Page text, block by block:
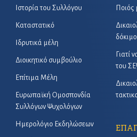
Ιστορία του Συλλόγου
Καταστατικό
Ιδρυτικά μέλη
Διοικητικό συμβούλιο
Επίτιμα Μέλη
Ευρωπαϊκή Ομοσπονδία
Συλλόγων Ψυχολόγων
Ημερολόγιο Εκδηλώσεων
Ποιός
Γιατί
του